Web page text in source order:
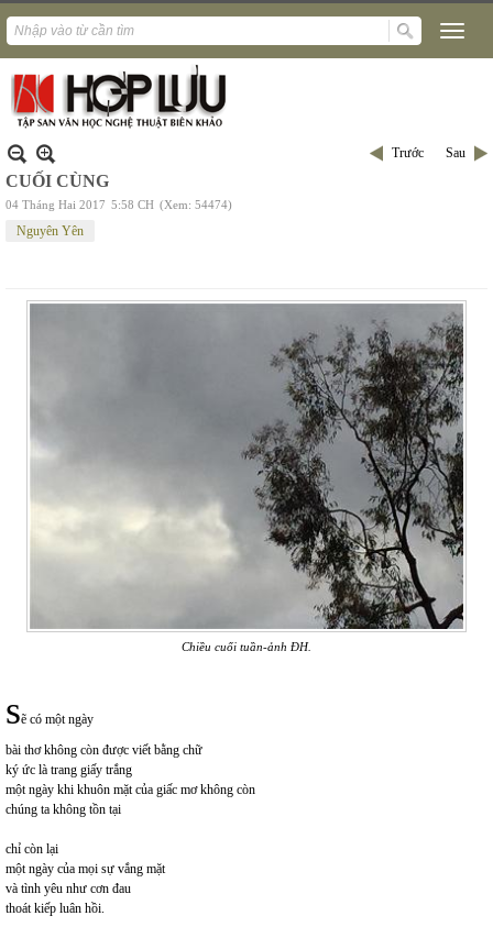
Trước Sau
CUỐI CÙNG
04 Tháng Hai 2017 5:58 CH (Xem: 54474)
Nguyên Yên
Chiều cuối tuần-ảnh ĐH.
sẽ có một ngày
bài thơ không còn được viết bằng chữ
ký ức là trang giấy trắng
một ngày khi khuôn mặt của giấc mơ không còn
chúng ta không tồn tại
chỉ còn lại
một ngày của mọi sự vắng mặt
và tình yêu như cơn đau
thoát kiếp luân hồi.